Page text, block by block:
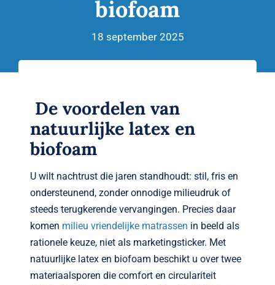
Nieuws
Contact
biofoam
18 september 2025
De voordelen van
natuurlijke latex en
biofoam
U wilt nachtrust die jaren standhoudt: stil, fris en
ondersteunend, zonder onnodige milieudruk of
steeds terugkerende vervangingen. Precies daar
komen milieu vriendelijke matrassen in beeld als
rationele keuze, niet als marketingsticker. Met
natuurlijke latex en biofoam beschikt u over twee
materiaalsporen die comfort en circulariteit